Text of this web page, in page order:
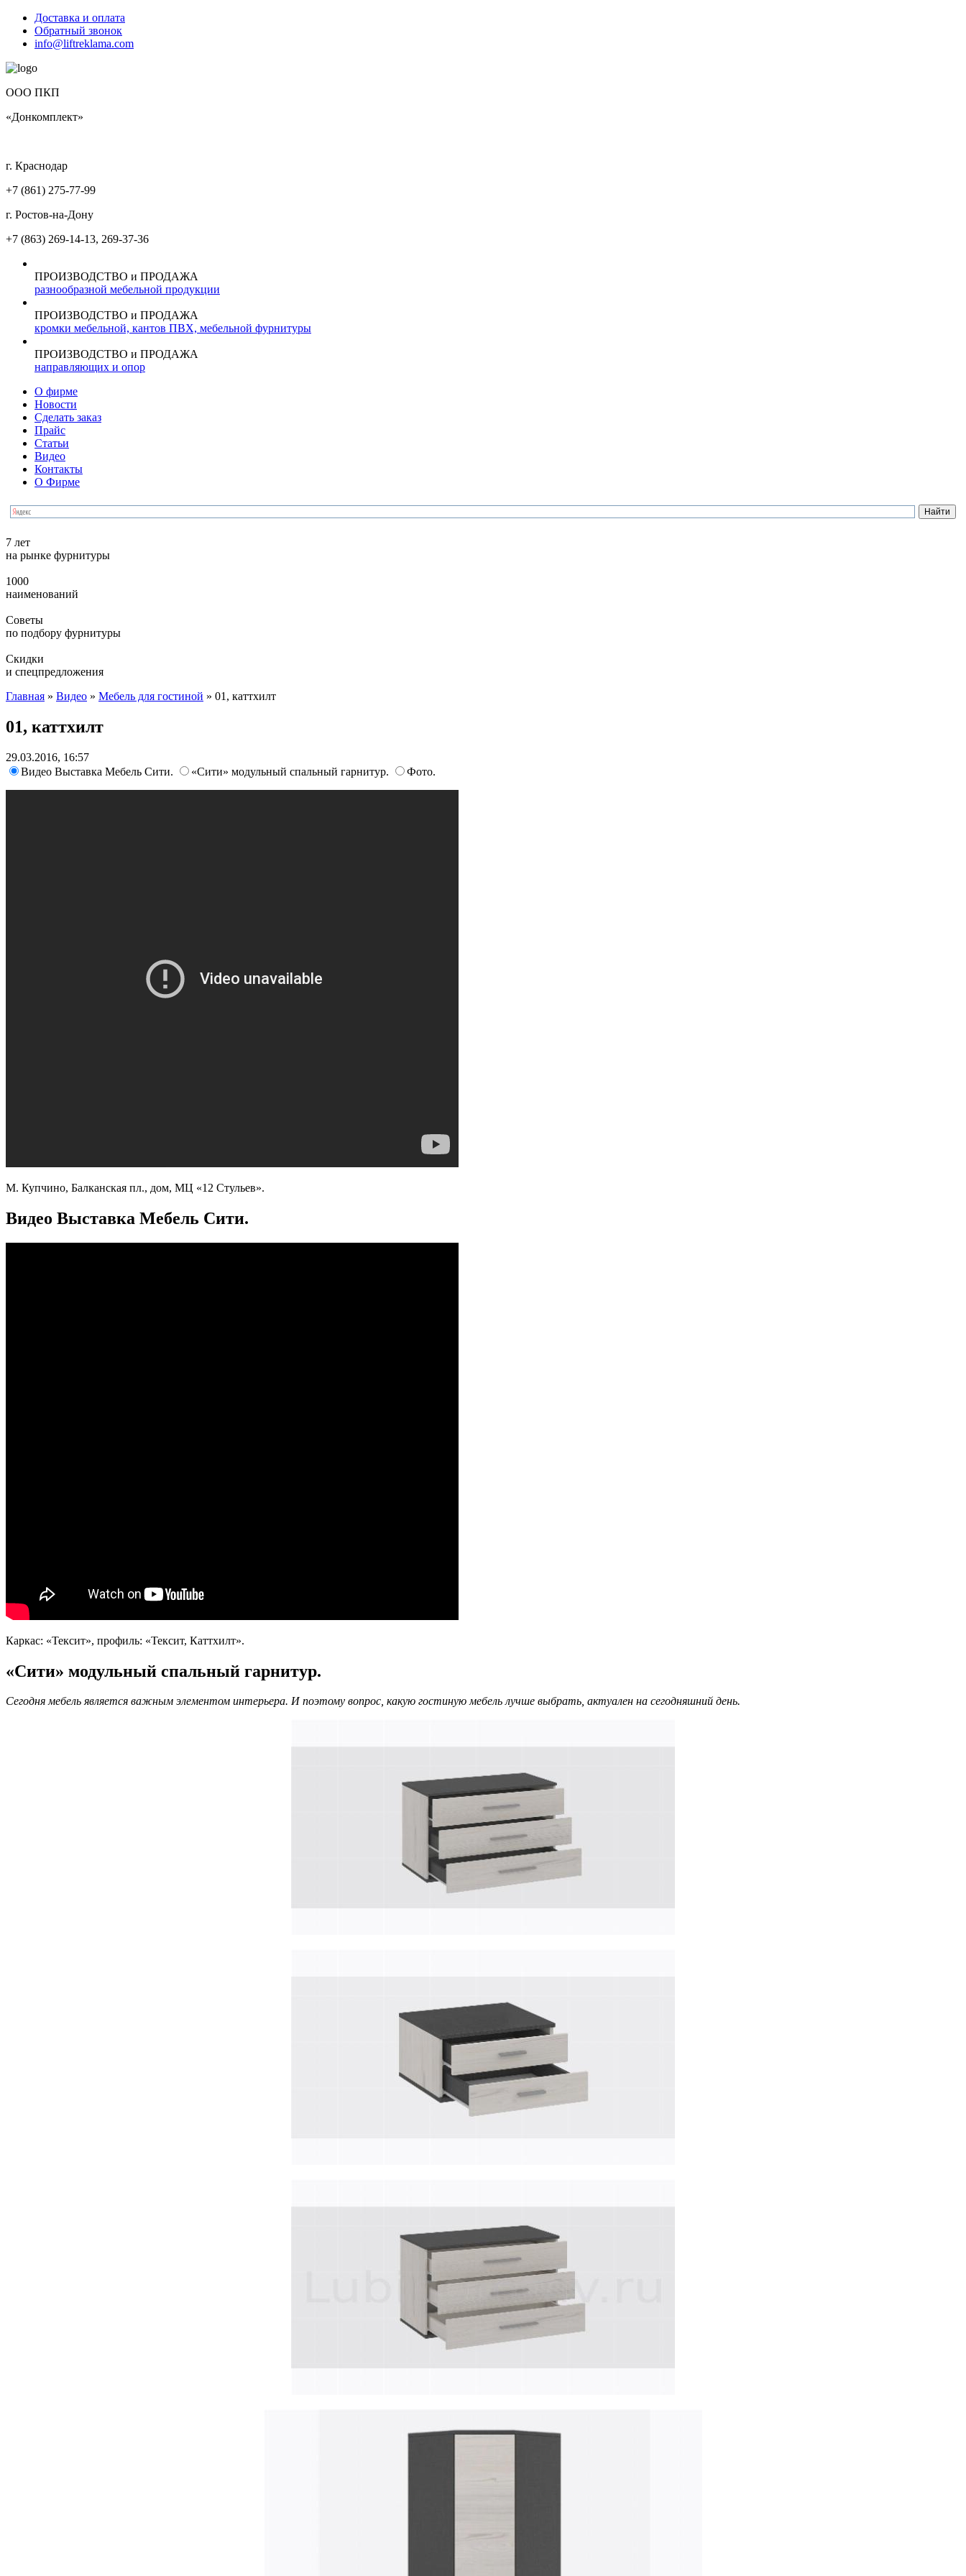
Доставка и оплата
Обратный звонок
info@liftreklama.com
ООО ПКП
«Донкомплект»
г. Краснодар
+7 (861) 275-77-99
г. Ростов-на-Дону
+7 (863) 269-14-13, 269-37-36
ПРОИЗВОДСТВО и ПРОДАЖА
разнообразной мебельной продукции
ПРОИЗВОДСТВО и ПРОДАЖА
кромки мебельной, кантов ПВХ, мебельной фурнитуры
ПРОИЗВОДСТВО и ПРОДАЖА
направляющих и опор
О фирме
Новости
Сделать заказ
Прайс
Статьи
Видео
Контакты
О Фирме
7 лет
на рынке фурнитуры
1000
наименований
Советы
по подбору фурнитуры
Скидки
и спецпредложения
Главная » Видео » Мебель для гостиной » 01, каттхилт
01, каттхилт
29.03.2016, 16:57
Видео Выставка Мебель Сити.
«Сити» модульный спальный гарнитур. Фото.
М. Купчино, Балканская пл., дом, МЦ «12 Стульев».
Видео Выставка Мебель Сити.
Каркас: «Тексит», профиль: «Тексит, Каттхилт».
«Сити» модульный спальный гарнитур.
Сегодня мебель является важным элементом интерьера. И поэтому вопрос, какую гостиную мебель лучше выбрать, актуален на сегодняшний день.